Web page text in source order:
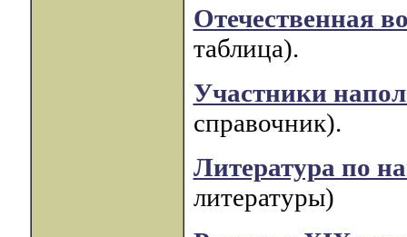
Отечественная
таблица).
Участники
справочник).
Литература по
литературы)